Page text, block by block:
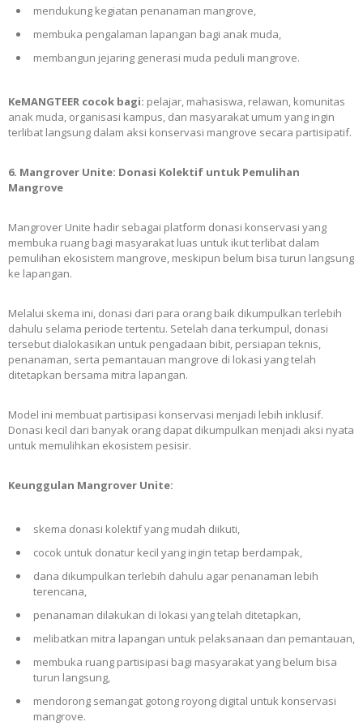
mendukung kegiatan penanaman mangrove,
membuka pengalaman lapangan bagi anak muda,
membangun jejaring generasi muda peduli mangrove.
KeMANGTEER cocok bagi: pelajar, mahasiswa, relawan, komunitas
anak muda, organisasi kampus, dan masyarakat umum yang ingin
terlibat langsung dalam aksi konservasi mangrove secara partisipatif.
6. Mangrover Unite: Donasi Kolektif untuk Pemulihan
Mangrove
Mangrover Unite hadir sebagai platform donasi konservasi yang
membuka ruang bagi masyarakat luas untuk ikut terlibat dalam
pemulihan ekosistem mangrove, meskipun belum bisa turun langsung
ke lapangan.
Melalui skema ini, donasi dari para orang baik dikumpulkan terlebih
dahulu selama periode tertentu. Setelah dana terkumpul, donasi
tersebut dialokasikan untuk pengadaan bibit, persiapan teknis,
penanaman, serta pemantauan mangrove di lokasi yang telah
ditetapkan bersama mitra lapangan.
Model ini membuat partisipasi konservasi menjadi lebih inklusif.
Donasi kecil dari banyak orang dapat dikumpulkan menjadi aksi nyata
untuk memulihkan ekosistem pesisir.
Keunggulan Mangrover Unite:
skema donasi kolektif yang mudah diikuti,
cocok untuk donatur kecil yang ingin tetap berdampak,
dana dikumpulkan terlebih dahulu agar penanaman lebih
terencana,
penanaman dilakukan di lokasi yang telah ditetapkan,
melibatkan mitra lapangan untuk pelaksanaan dan pemantauan,
membuka ruang partisipasi bagi masyarakat yang belum bisa
turun langsung,
mendorong semangat gotong royong digital untuk konservasi
mangrove.